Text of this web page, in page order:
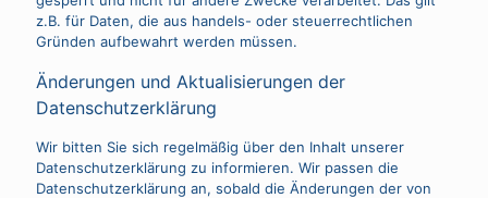
z.B. für Daten, die aus handels- oder steuerrechtlichen
Gründen aufbewahrt werden müssen.
Änderungen und Aktualisierungen der
Datenschutzerklärung
Wir bitten Sie sich regelmäßig über den Inhalt unserer
Datenschutzerklärung zu informieren. Wir passen die
Datenschutzerklärung an, sobald die Änderungen der von